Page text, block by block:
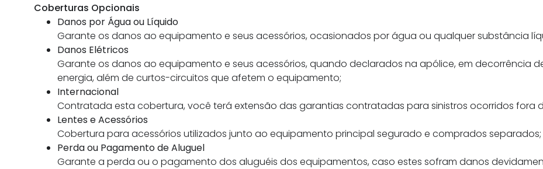
Coberturas Opcionais
Danos por Água ou Líquido
Garante os danos ao equipamento e seus acessórios, ocasionados por água ou qualquer substância
Danos Elétricos
Garante os danos ao equipamento e seus acessórios, quando declarados na apólice, em decorrência
energia, além de curtos-circuitos que afetem o equipamento;
Internacional
Contratada esta cobertura, você terá extensão das garantias contratadas para sinistros ocorridos fora
Lentes e Acessórios
Cobertura para acessórios utilizados junto ao equipamento principal segurado e comprados separados;
Perda ou Pagamento de Aluguel
Garante a perda ou o pagamento dos aluguéis dos equipamentos, caso estes sofram danos